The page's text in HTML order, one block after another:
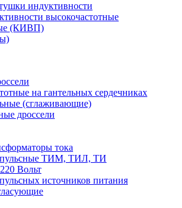
индуктивности
высокочастотные
(КИВП)
на гантельных сердечниках
(сглаживающие)
дроссели
тока
ТИМ, ТИЛ, ТИ
Вольт
источников питания